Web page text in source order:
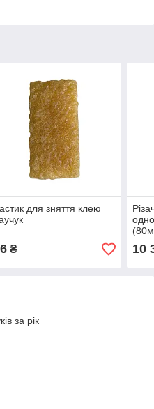
для зняття клею
₴ 10
за рік